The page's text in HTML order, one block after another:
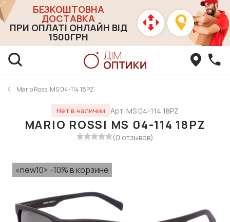
БЕЗКОШТОВНА
ДОСТАВКА
ПРИ ОПЛАТІ ОНЛАЙН ВІД
1500ГРН
Mario Rossi MS 04-114 18PZ
Нет в наличии Арт. MS 04-114 18PZ
MARIO ROSSI MS 04-114 18PZ
(0 отзывов)
«new10» -10% в корзине